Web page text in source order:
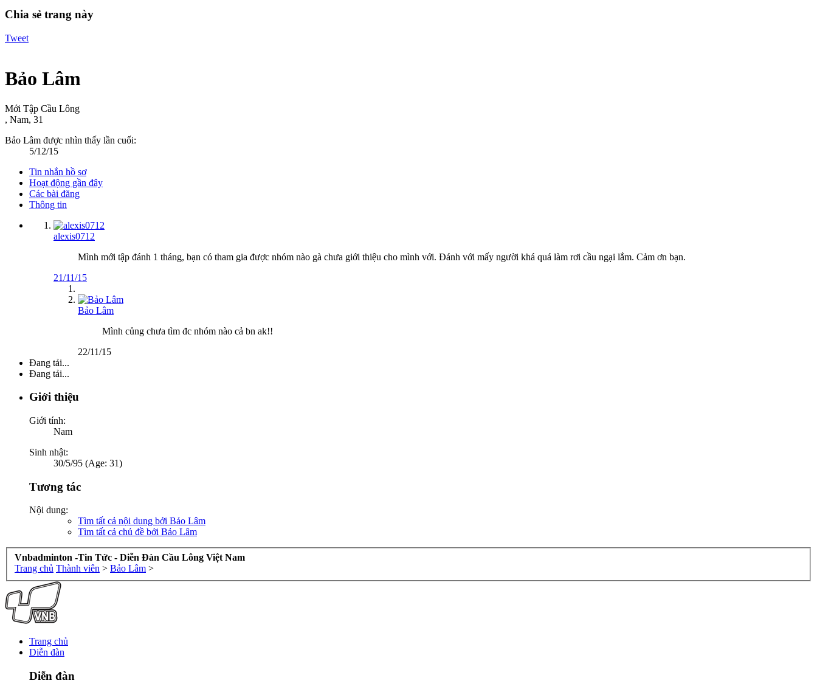
Chia sẻ trang này
Tweet
Bảo Lâm
Mới Tập Cầu Lông
, Nam, 31
Bảo Lâm được nhìn thấy lần cuối:
5/12/15
Tin nhắn hồ sơ
Hoạt động gần đây
Các bài đăng
Thông tin
alexis0712
Mình mới tập đánh 1 tháng, bạn có tham gia được nhóm nào gà chưa giới thiệu cho mình với. Đánh với mấy người khá quá làm rơi cầu ngại lắm. Cảm ơn bạn.
21/11/15
Bảo Lâm
Mình củng chưa tìm đc nhóm nào cả bn ak!!
22/11/15
Đang tải...
Đang tải...
Giới thiệu
Giới tính:
Nam
Sinh nhật:
30/5/95 (Age: 31)
Tương tác
Nội dung:
Tìm tất cả nội dung bởi Bảo Lâm
Tìm tất cả chủ đề bởi Bảo Lâm
Vnbadminton -Tin Tức - Diễn Đàn Cầu Lông Việt Nam
Trang chủ Thành viên > Bảo Lâm >
Trang chủ
Diễn đàn
Diễn đàn